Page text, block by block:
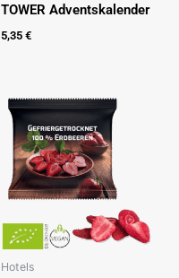
TOWER Adventskalender
5,35 €
Hotels